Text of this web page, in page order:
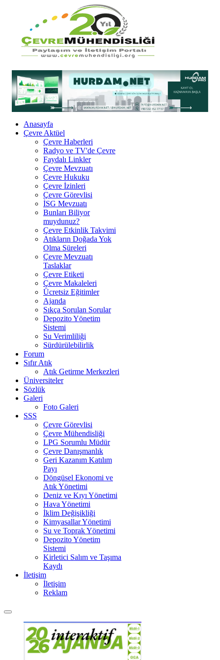
Anasayfa
Çevre Aktüel
Çevre Haberleri
Radyo ve TV'de Çevre
Faydalı Linkler
Çevre Mevzuatı
Çevre Hukuku
Çevre İzinleri
Çevre Görevlisi
İSG Mevzuatı
Bunları Biliyor
muydunuz?
Çevre Etkinlik Takvimi
Atıkların Doğada Yok
Olma Süreleri
Çevre Mevzuatı
Taslaklar
Çevre Etiketi
Çevre Makaleleri
Ücretsiz Eğitimler
Ajanda
Sıkça Sorulan Sorular
Depozito Yönetim
Sistemi
Su Verimliliği
Sürdürülebilirlik
Forum
Sıfır Atık
Atık Getirme Merkezleri
Üniversiteler
Sözlük
Galeri
Foto Galeri
SSS
Çevre Görevlisi
Çevre Mühendisliği
LPG Sorumlu Müdür
Çevre Danışmanlık
Geri Kazanım Katılım
Payı
Döngüsel Ekonomi ve
Atık Yönetimi
Deniz ve Kıyı Yönetimi
Hava Yönetimi
İklim Değişikliği
Kimyasallar Yönetimi
Su ve Toprak Yönetimi
Depozito Yönetim
Sistemi
Kirletici Salım ve Taşıma
Kaydı
İletişim
İletişim
Reklam